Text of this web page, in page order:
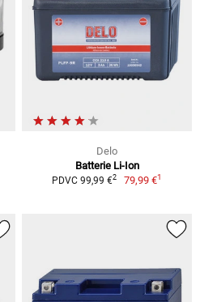
Delo
Batterie Li-Ion
PDVC 99,99 €2 79,99 €1